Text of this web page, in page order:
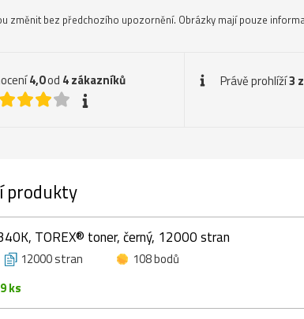
změnit bez předchozího upozornění. Obrázky mají pouze
4,0od 4zákazníků
Právě prohlíží3
produkty
TOREX® toner, černý, 12000 stran
12000 stran
108 bodů
ks